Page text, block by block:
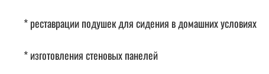
* реставрации подушек для сидения в домашних условиях
* изготовления стеновых панелей